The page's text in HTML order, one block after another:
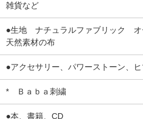
雑貨など
●生地 ナチュラルファブリック オ
天然素材の布
●アクセサリー、パワーストーン、
* Ｂａｂａ刺繍
●本、書籍、CD